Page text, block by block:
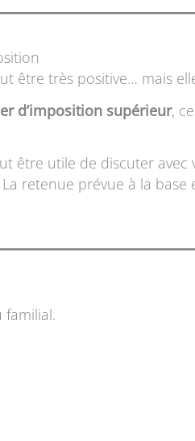
être très positive… mais
d’imposition supérieur,
être utile de discuter
retenue prévue à la
familial.